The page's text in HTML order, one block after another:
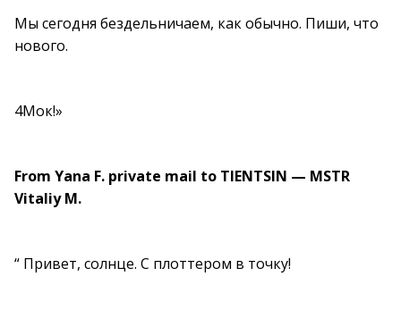
Мы сегодня бездельничаем, как обычно. Пиши, что
нового.
4Мок!»
From Yana F. private mail to TIENTSIN — MSTR
Vitaliy M.
“ Привет, солнце. С плоттером в точку!